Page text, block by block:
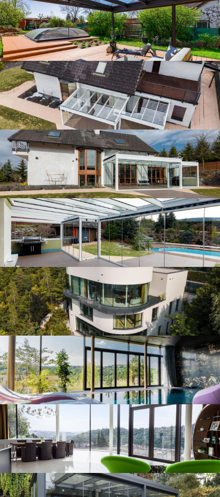
Zastřešená terasa na přelomu jara
Zastřešená terasa na přelomu jara
Atypické zasklení
Atypické zasklení
Atypické zasklení
Zimní zahrada v Mnichově Hradišti
Zastřešení terasy Praha